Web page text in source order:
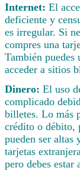
Internet: El
deficiente y
es irregular. Si
compres una
También puedes
acceder a sitios
Dinero: El uso
complicado
billetes. Lo más
crédito o débito,
pueden ser altas
tarjetas
pero debes